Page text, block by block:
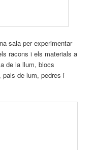
sala per experimentar
racons i els materials a
de la llum, blocs
de lum, pedres i